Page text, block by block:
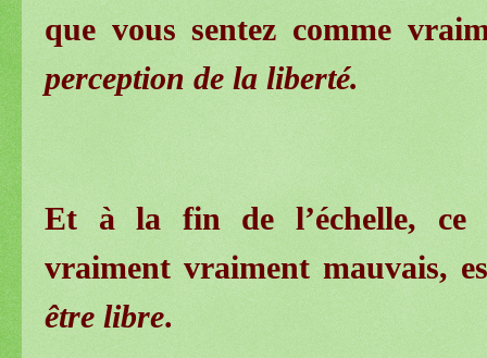
que vous sentez comme
perception de la liberté.
Et à la fin de l’échelle, ce
vraiment vraiment mauvais,
être libre.